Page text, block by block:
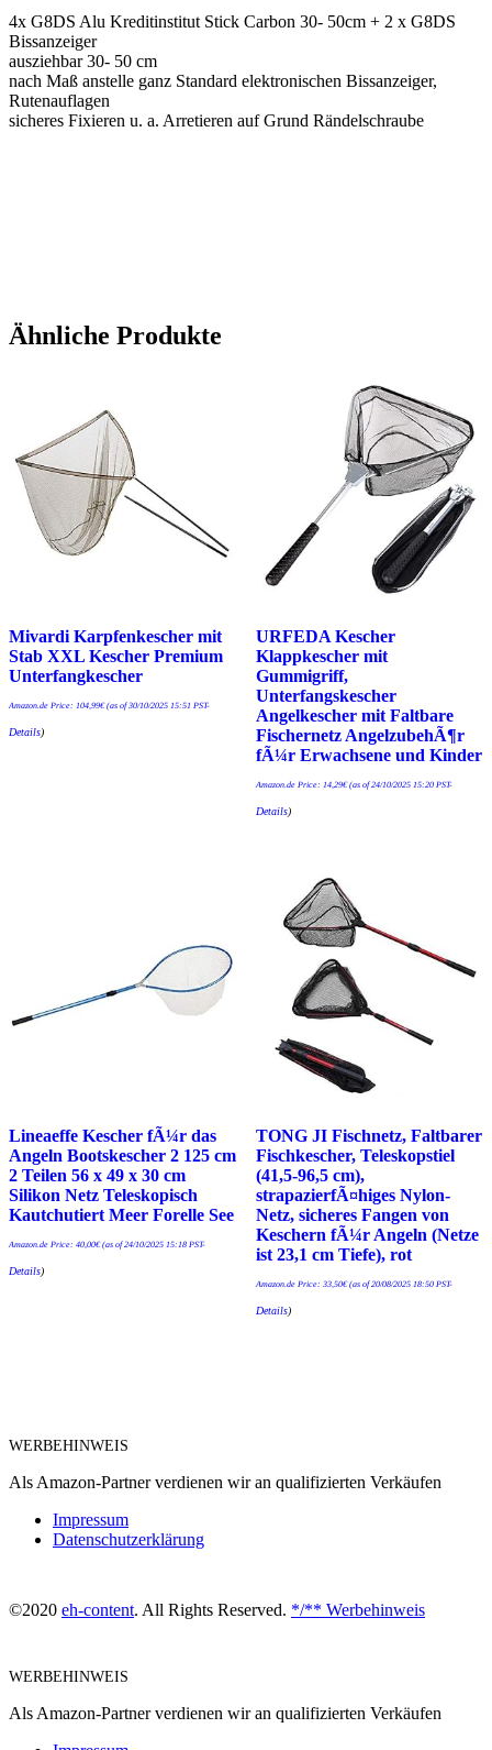
4x G8DS Alu Kreditinstitut Stick Carbon 30- 50cm + 2 x G8DS
Bissanzeiger
ausziehbar 30- 50 cm
nach Maß anstelle ganz Standard elektronischen Bissanzeiger,
Rutenauflagen
sicheres Fixieren u. a. Arretieren auf Grund Rändelschraube
Ähnliche Produkte
Mivardi Karpfenkescher mit
Stab XXL Kescher Premium
Unterfangkescher
Amazon.de Price: 104,99€(as of 30/10/2025 15:51 PST-
Details)
URFEDA Kescher
Klappkescher mit
Gummigriff,
Unterfangskescher
Angelkescher mit Faltbare
Fischernetz AngelzubehÃ¶r
fÃ¼r Erwachsene und Kinder
Amazon.de Price: 14,29€(as of 24/10/2025 15:20 PST-
Details)
Lineaeffe Kescher fÃ¼r das
Angeln Bootskescher 2 125 cm
2 Teilen 56 x 49 x 30 cm
Silikon Netz Teleskopisch
Kautchutiert Meer Forelle See
Amazon.de Price: 40,00€(as of 24/10/2025 15:18 PST-
Details)
TONG JI Fischnetz, Faltbarer
Fischkescher, Teleskopstiel
(41,5-96,5 cm),
strapazierfÃ¤higes Nylon-
Netz, sicheres Fangen von
Keschern fÃ¼r Angeln (Netze
ist 23,1 cm Tiefe), rot
Amazon.de Price: 33,50€(as of 20/08/2025 18:50 PST-
Details)
WERBEHINWEIS
Als Amazon-Partner verdienen wir an qualifizierten Verkäufen
Impressum
Datenschutzerklärung
©2020 eh-content. All Rights Reserved. */** Werbehinweis
WERBEHINWEIS
Als Amazon-Partner verdienen wir an qualifizierten Verkäufen